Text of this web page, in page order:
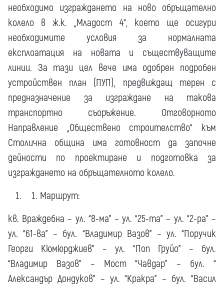
необходимо изграждането на ново обръщателно
колело в ж.к. „Младост 4“, което ще осигури
необходимите условия за нормалната
експлоатация на новата и съществуващите
линии. За тази цел вече има одобрен подробен
устройствен план (ПУП), предвиждащ терен с
предназначение за изграждане на такова
транспортно съоръжение. Отговорното
Направление „Обществено строителство“ към
Столична община има готовност да започне
дейности по проектиране и подготовка за
изграждането на обръщателното колело.
Маршрут:
кв. Враждебна – ул. “8-ма” – ул. “25-та” – ул. “2-ра” –
ул. “61-ва” – бул. “Владимир Вазов” – ул. “Поручик
Георги Кюмюрджиев” – ул. “Поп Груйо” – бул.
“Владимир Вазов” – Мост “Чавдар” – бул. “
Александър Дондуков” – ул. “Кракра” – бул. “Васил